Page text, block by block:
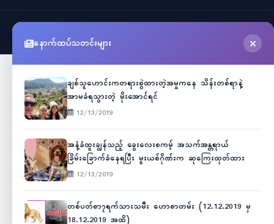
နောက်ထပ်သတင်းများ
ချစ်သူဟောင်းကတရားစွဲထားတဲ့အမှုကနေ သိန်းတစ်ရာနဲ့
အာမခံရသွားတဲ့ မိုးအောင်ရင်
12/13/2019
အနံ့ခံထူးချွန်သည့် ခွေးလေးစကမ့် အသက်အန္တရာယ်
ခြိမ်းခြောက်ခံနေရပြီး မူးယစ်ဂိုဏ်းက ဆုကြေးထုတ်ထား
12/13/2019
တစ်ပတ်စာ၇ရက်သားသမီး ဟောစာတမ်း (12.12.2019 မှ
18.12.2019 အထိ)